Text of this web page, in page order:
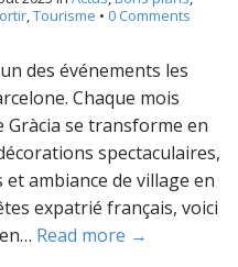
,Tourisme • 0 Comments
des événements les
Chaque mois
Gràcia se transforme en
spectaculaires,
ambiance de village en
expatrié français, voici
Read more →